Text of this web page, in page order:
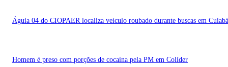
Águia 04 do CIOPAER localiza veículo roubado durante buscas em Cuiabá
Homem é preso com porções de cocaína pela PM em Colíder